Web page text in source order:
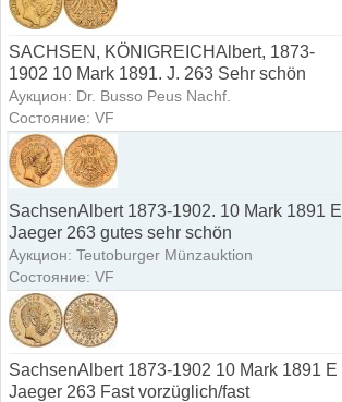
SACHSEN, KÖNIGREICHAlbert, 1873-
1902 10 Mark 1891. J. 263 Sehr schön
Аукцион: Dr. Busso Peus Nachf.
Состояние: VF
SachsenAlbert 1873-1902. 10 Mark 1891 E
Jaeger 263 gutes sehr schön
Аукцион: Teutoburger Münzauktion
Состояние: VF
SachsenAlbert 1873-1902 10 Mark 1891 E
Jaeger 263 Fast vorzüglich/fast